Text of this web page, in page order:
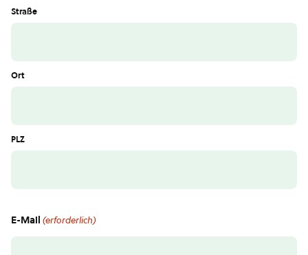
Straße
Ort
PLZ
E-Mail (erforderlich)